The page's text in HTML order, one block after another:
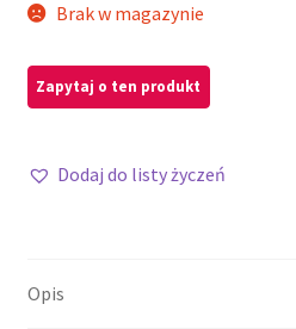
Brak w magazynie
Dodaj do listy życzeń
Opis